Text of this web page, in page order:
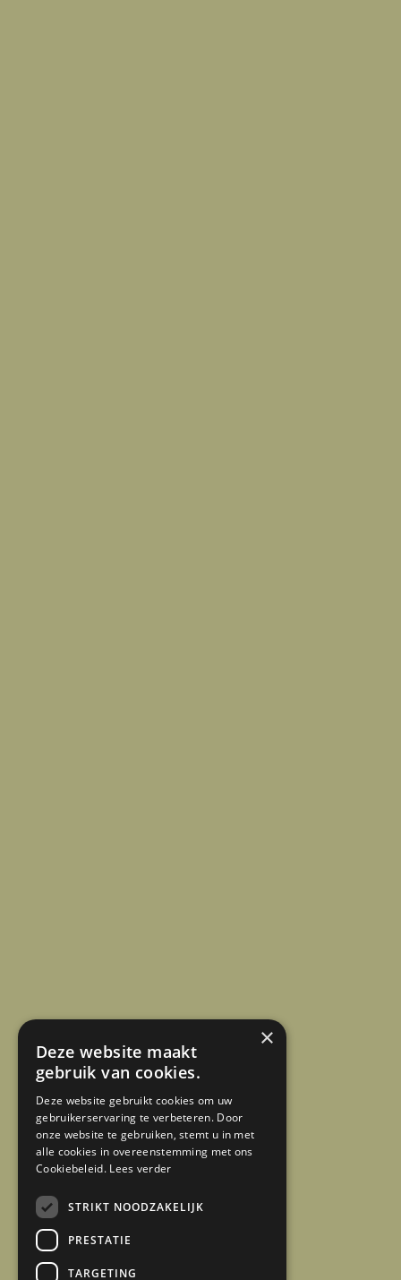
×
Deze website maakt
gebruik van cookies.
Deze website gebruikt cookies om uw
gebruikerservaring te verbeteren. Door
onze website te gebruiken, stemt u in met
alle cookies in overeenstemming met ons
Cookiebeleid. Lees verder
STRIKT NOODZAKELIJK
PRESTATIE
TARGETING